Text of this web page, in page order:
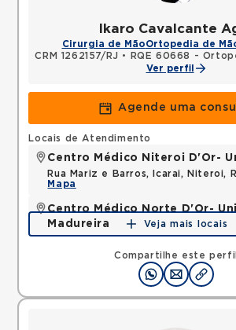
Ikaro Cavalcante
Cirurgia de MãoOrtopedia de
CRM 1262157/RJ •
RQE 60668 -
Ver perfil
Agende uma
Compartilhe este perfil
Locais de Atendimento
Centro Médico Niteroi D'Or-
Rua Mariz e Barros, Icarai, Niteroi,
Mapa
Centro Médico Norte D'Or-
Madureira
Rua Soares Caldeira, Madureira,
Mapa
Veja mais locais